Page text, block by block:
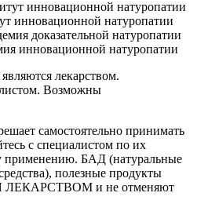
инновационной натуропатии
инновационной натуропатии
лекарством.
Возможны
самостоятельно принимать
с специалистом по их
применению. БАД (натуральные
полезные продукты
и не отменяют